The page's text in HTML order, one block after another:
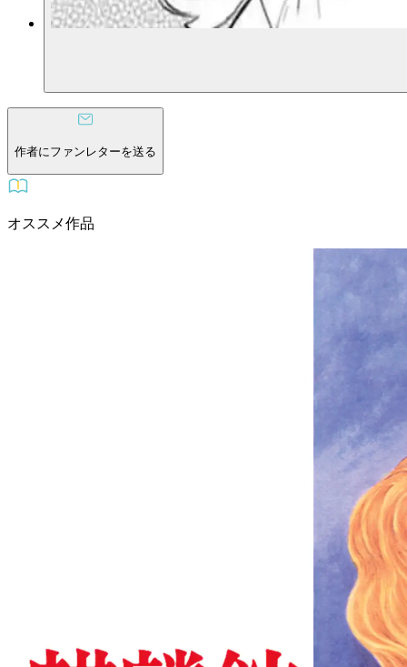
作者にファンレターを送る
オススメ作品